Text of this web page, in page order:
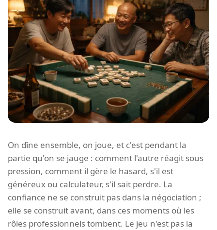
On dîne ensemble, on joue, et c'est pendant la
partie qu'on se jauge : comment l'autre réagit sous
pression, comment il gère le hasard, s'il est
généreux ou calculateur, s'il sait perdre. La
confiance ne se construit pas dans la négociation ;
elle se construit avant, dans ces moments où les
rôles professionnels tombent. Le jeu n'est pas la